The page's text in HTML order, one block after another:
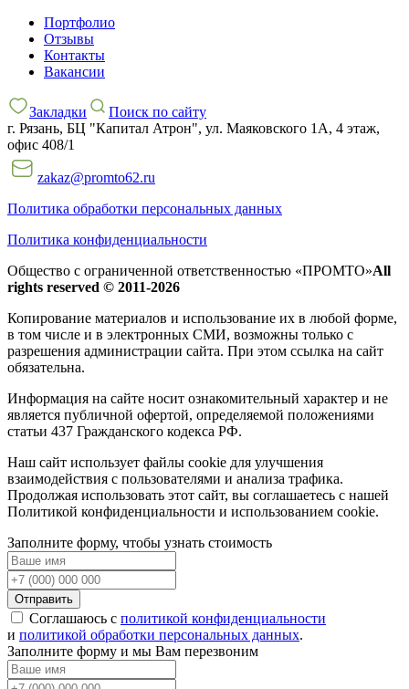
Портфолио
Отзывы
Контакты
Вакансии
Закладки
Поиск по сайту
г. Рязань, БЦ "Капитал Атрон", ул. Маяковского 1А, 4 этаж,
офис 408/1
zakaz@promto62.ru
Политика обработки персональных данных
Политика конфиденциальности
Общество с ограниченной ответственностью «ПРОМТО»All
rights reserved © 2011-2026
Копирование материалов и использование их в любой форме,
в том числе и в электронных СМИ, возможны только c
разрешения администрации сайта. При этом ссылка на сайт
обязательна.
Информация на сайте носит ознакомительный характер и не
является публичной офертой, определяемой положениями
статьи 437 Гражданского кодекса РФ.
Наш сайт использует файлы cookie для улучшения
взаимодействия с пользователями и анализа трафика.
Продолжая использовать этот сайт, вы соглашаетесь с нашей
Политикой конфиденциальности и использованием cookie.
Заполните форму, чтобы узнать стоимость
Отправить
Соглашаюсь с политикой конфиденциальности
и политикой обработки персональных данных.
Заполните форму и мы Вам перезвоним